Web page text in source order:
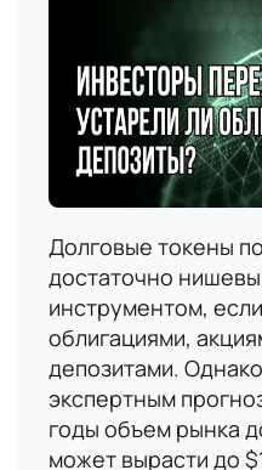
Долговые токены
достаточно
инструментом,
облигациями,
депозитами.
экспертным
годы объем рынка
может вырасти до